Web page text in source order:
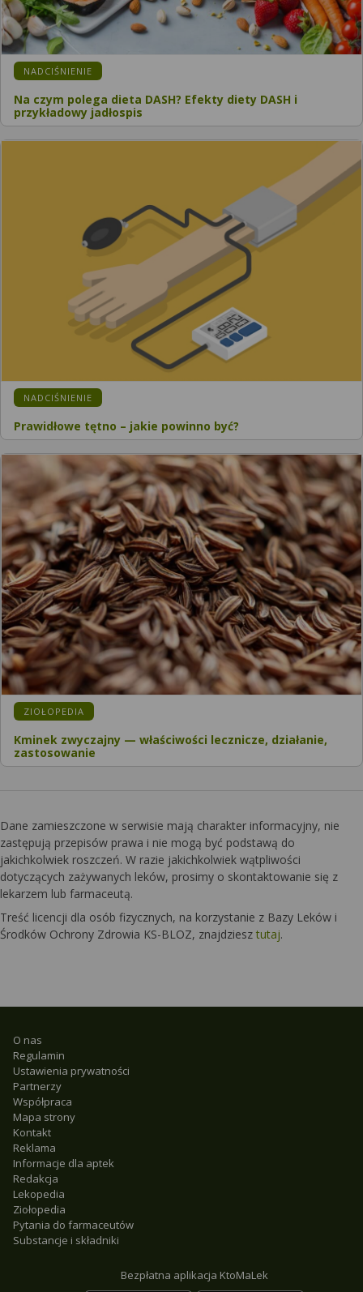
KATEGORIA:
NADCIŚNIENIE
Na czym polega dieta DASH? Efekty diety DASH i
przykładowy jadłospis
KATEGORIA:
NADCIŚNIENIE
Prawidłowe tętno – jakie powinno być?
KATEGORIA:
ZIOŁOPEDIA
Kminek zwyczajny — właściwości lecznicze, działanie,
zastosowanie
Dane zamieszczone w serwisie mają charakter informacyjny, nie
zastępują przepisów prawa i nie mogą być podstawą do
jakichkolwiek roszczeń. W razie jakichkolwiek wątpliwości
dotyczących zażywanych leków, prosimy o skontaktowanie się z
lekarzem lub farmaceutą.
Treść licencji dla osób fizycznych, na korzystanie z Bazy Leków i
Środków Ochrony Zdrowia KS-BLOZ, znajdziesz tutaj.
O nas
Regulamin
Ustawienia prywatności
Partnerzy
Współpraca
Mapa strony
Kontakt
Reklama
Informacje dla aptek
Redakcja
Lekopedia
Ziołopedia
Pytania do farmaceutów
Substancje i składniki
Bezpłatna aplikacja KtoMaLek